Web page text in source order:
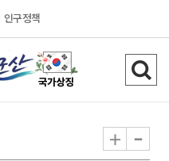
인구정책
검
색
기
+ -